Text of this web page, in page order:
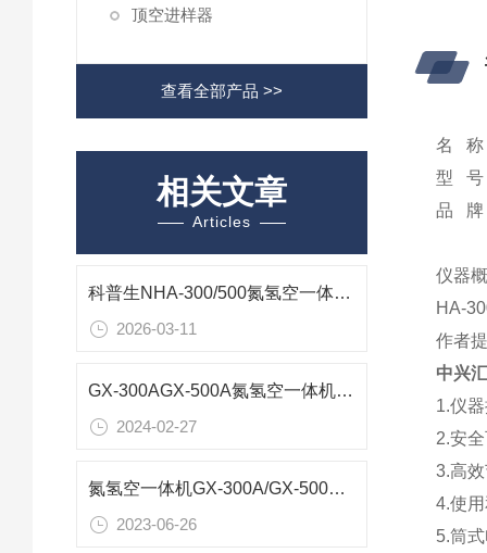
顶空进样器
查看全部产品 >>
相关文章
Articles
科普生NHA-300/500氮氢空一体机三机合一集成方案
2026-03-11
GX-300AGX-500A氮氢空一体机产品特点
2024-02-27
氮氢空一体机GX-300A/GX-500A中兴汇利技术参数
2023-06-26
名 称
型 号
品 牌
仪器
HA-
作者
中兴
1.仪
2.安
3.高
4.使
5.筒